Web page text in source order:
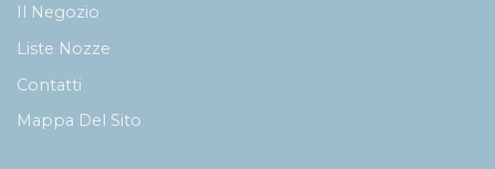
Il Negozio
Liste Nozze
Contatti
Mappa Del Sito